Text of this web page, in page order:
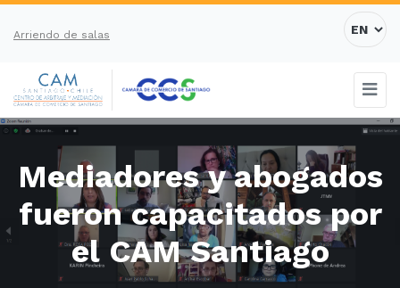
Arriendo de salas
Mediadores y abogados
fueron capacitados por
el CAM Santiago